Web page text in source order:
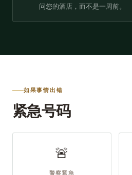
问您的酒店，而不是一周前。
如果事情出错
紧急号码
🚨
警察紧急